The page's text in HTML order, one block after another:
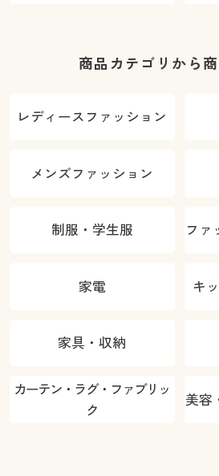
商品カテゴリから
レディースファッション
メンズファッション
制服・学生服 ファ
家電 キ
家具・収納
カーテン・ラグ・ファブリッ
ク
美容